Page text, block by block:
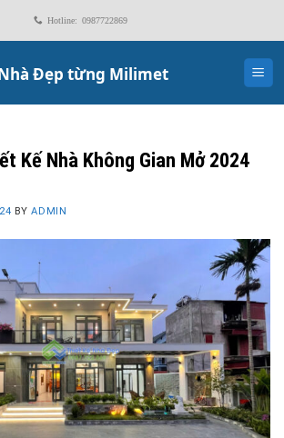
Hotline: 0987722869
Kế Nhà Không Gian Mở 2024
BYADMIN